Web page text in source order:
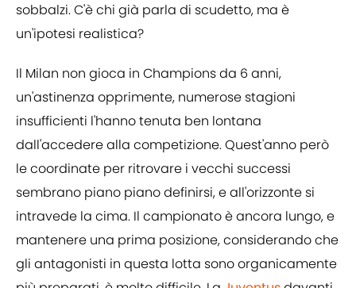
sobbalzi. C'è chi già parla di scudetto, ma è
un'ipotesi realistica?
Il Milan non gioca in Champions da 6 anni,
un'astinenza opprimente, numerose stagioni
insufficienti l'hanno tenuta ben lontana
dall'accedere alla competizione. Quest'anno però
le coordinate per ritrovare i vecchi successi
sembrano piano piano definirsi, e all'orizzonte si
intravede la cima. Il campionato è ancora lungo, e
mantenere una prima posizione, considerando che
gli antagonisti in questa lotta sono organicamente